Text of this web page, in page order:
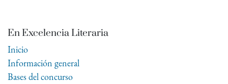
En Excelencia Literaria
Inicio
Información general
Bases del concurso